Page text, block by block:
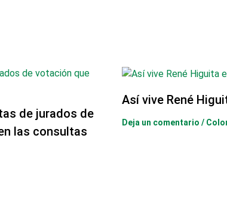
de jurados de
las consultas
Así vive René
Deja un comentario /